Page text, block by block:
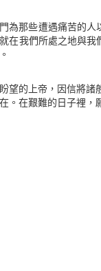
為那些遭遇痛苦的
在我們所處之地與
盼望的上帝，因信將
。在艱難的日子裡，